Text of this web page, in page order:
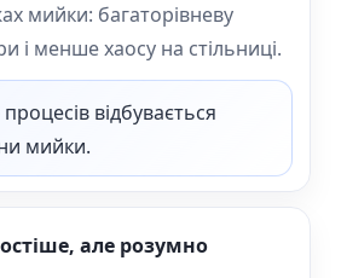
мийки: багаторівневу
і менше хаосу на стільниці.
відбувається
мийки.
але розумно